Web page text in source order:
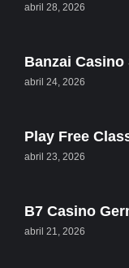
abril 28, 2026
Banzai
abril 24, 2026
Play Free
abril 23, 2026
B7 Casino
abril 21, 2026